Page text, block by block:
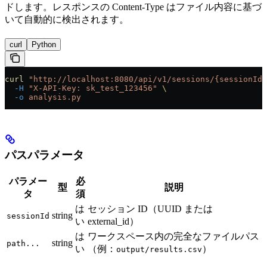
ドします。レスポンスの Content-Type はファイル内容に基づ
いて自動的に検出されます。
curl Python
curl
"http://localhost:8080/api/v1/sessions/
  -H
"X-API-Key: sk_test_123456"
\
  -o
analysis.py
パスパラメータ
パラメー
タ
型
必
須
説明
sessionId string
は
い
セッション ID（UUID または
external_id）
path... string
は
い
ワークスペース内の完全なファイルパス
（例： output/results.csv ）